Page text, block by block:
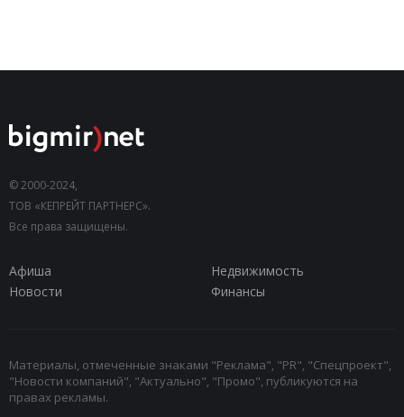
© 2000-2024,
ТОВ «КЕПРЕЙТ ПАРТНЕРС».
Все права защищены.
Афиша
Недвижимость
Новости
Финансы
Материалы, отмеченные знаками "Реклама", "PR", "Спецпроект",
"Новости компаний", "Актуально", "Промо", публикуются на
правах рекламы.